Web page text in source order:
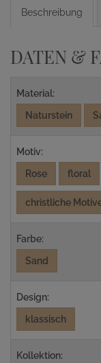
Beschreibung
DATEN &
Material:
Naturstein
Motiv:
Rose
floral
christliche
Farbe:
Sand
Design:
klassisch
Kollektion: